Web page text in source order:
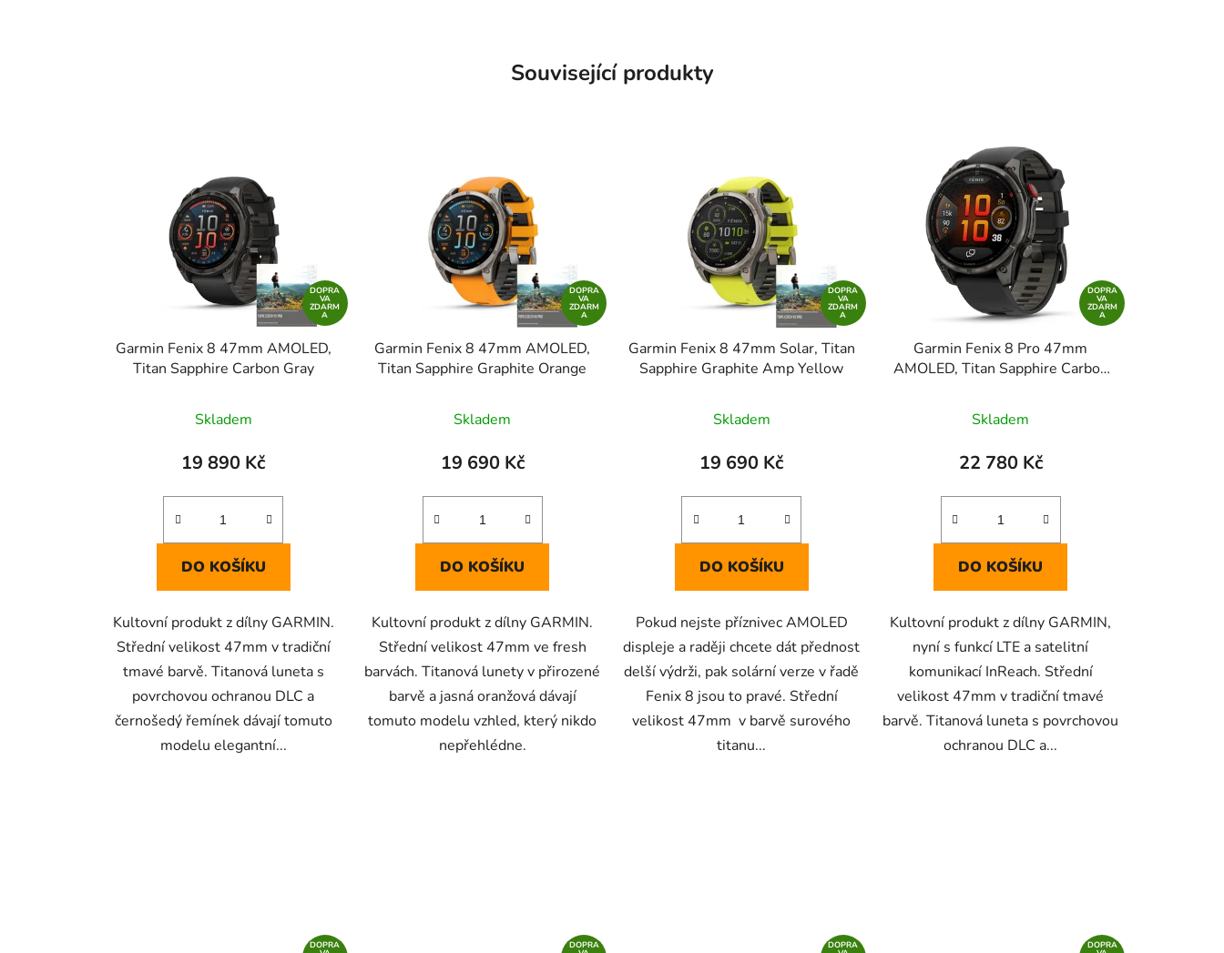
Související produkty
DOPRA
VA
ZDARM
A
Garmin Fenix 8 47mm AMOLED,
Titan Sapphire Carbon Gray
Skladem
19 890 Kč
DO KOŠÍKU
Kultovní produkt z dílny GARMIN.
Střední velikost 47mm v tradiční
tmavé barvě. Titanová luneta s
povrchovou ochranou DLC a
černošedý řemínek dávají tomuto
modelu elegantní...
DOPRA
VA
ZDARM
A
Garmin Fenix 8 47mm AMOLED,
Titan Sapphire Graphite Orange
Skladem
19 690 Kč
DO KOŠÍKU
Kultovní produkt z dílny GARMIN.
Střední velikost 47mm ve fresh
barvách. Titanová lunety v přirozené
barvě a jasná oranžová dávají
tomuto modelu vzhled, který nikdo
nepřehlédne.
DOPRA
VA
ZDARM
A
Garmin Fenix 8 47mm Solar, Titan
Sapphire Graphite Amp Yellow
Skladem
19 690 Kč
DO KOŠÍKU
Pokud nejste příznivec AMOLED
displeje a raději chcete dát přednost
delší výdrži, pak solární verze v řadě
Fenix 8 jsou to pravé. Střední
velikost 47mm v barvě surového
titanu...
DOPRA
VA
ZDARM
A
Garmin Fenix 8 Pro 47mm
AMOLED, Titan Sapphire Carbon
Skladem
22 780 Kč
DO KOŠÍKU
Kultovní produkt z dílny GARMIN,
nyní s funkcí LTE a satelitní
komunikací InReach. Střední
velikost 47mm v tradiční tmavé
barvě. Titanová luneta s povrchovou
ochranou DLC a...
DOPRA DOPRA DOPRA DOPRA